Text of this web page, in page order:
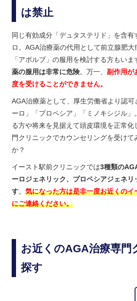
は禁止
同じ有効成分「デュタステリド」を含有
ロ。AGA治療薬の代用として前立腺肥
「アボルブ」の服用を検討する方もいま
薬の服用は非常に危険。万一、 副作用が
度を受けることができません。
AGA治療薬として、厚生労働省より認
ーロ」「プロペシア」「ミノキシジル」
る方や将来を見据えて頭皮環境を正常化
門クリニックでカウンセリングを受けて
か？
イースト駅前クリニックでは3種類の
ーロジェネリック、プロペシアジェネリ
す。 気になった方は是非一度お近くのイ
にご連絡ください。
お近くのAGA治療専門
探す